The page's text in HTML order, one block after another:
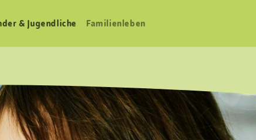
& Jugendliche Familien­leben